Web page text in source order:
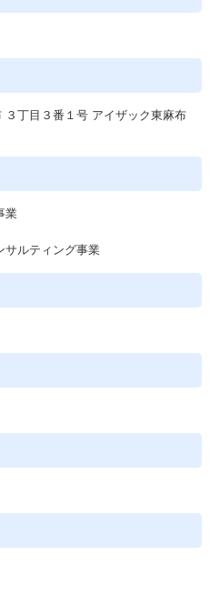
丁目３番１号 アイザック東麻布
業
サルティング事業